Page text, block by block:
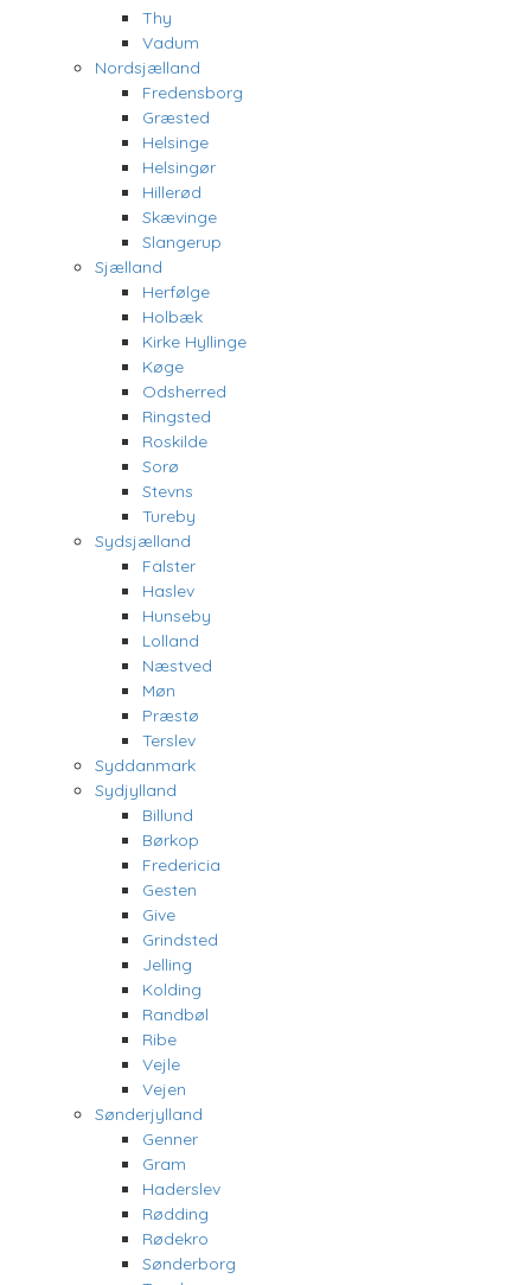
Thy
Vadum
Nordsjælland
Fredensborg
Græsted
Helsinge
Helsingør
Hillerød
Skævinge
Slangerup
Sjælland
Herfølge
Holbæk
Kirke Hyllinge
Køge
Odsherred
Ringsted
Roskilde
Sorø
Stevns
Tureby
Sydsjælland
Falster
Haslev
Hunseby
Lolland
Næstved
Møn
Præstø
Terslev
Syddanmark
Sydjylland
Billund
Børkop
Fredericia
Gesten
Give
Grindsted
Jelling
Kolding
Randbøl
Ribe
Vejle
Vejen
Sønderjylland
Genner
Gram
Haderslev
Rødding
Rødekro
Sønderborg